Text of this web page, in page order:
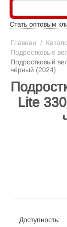
Стать оптовым
Главная /
Подростковые
Подростковый
чёрный (2024)
Lite
Доступность: